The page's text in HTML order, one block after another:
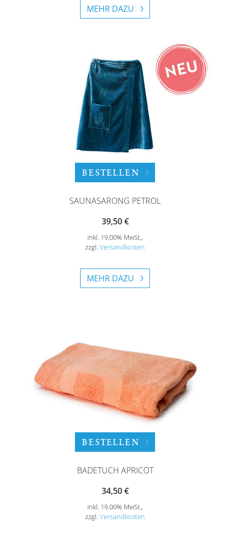
MEHR DAZU
BESTELLEN
SAUNASARONG PETROL
39,50 €
inkl. 19.00% MwSt.,
zzgl. Versandkosten
MEHR DAZU
BESTELLEN
BADETUCH APRICOT
34,50 €
inkl. 19.00% MwSt.,
zzgl. Versandkosten